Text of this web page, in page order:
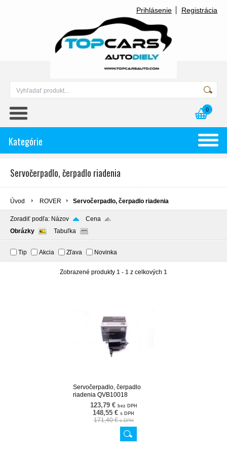
Prihlásenie Registrácia
0
Kategórie
Servočerpadlo, čerpadlo riadenia
Úvod ROVER Servočerpadlo, čerpadlo riadenia
Zoradiť podľa: Názov
Cena
Obrázky
Tabuľka
Tip Akcia Zľava Novinka
Zobrazené produkty 1 - 1 z celkových 1
Servočerpadlo, čerpadlo
riadenia QVB10018
10SKV280123,79 € bez DPH
148,55 € s DPH
171,40 €s DPH